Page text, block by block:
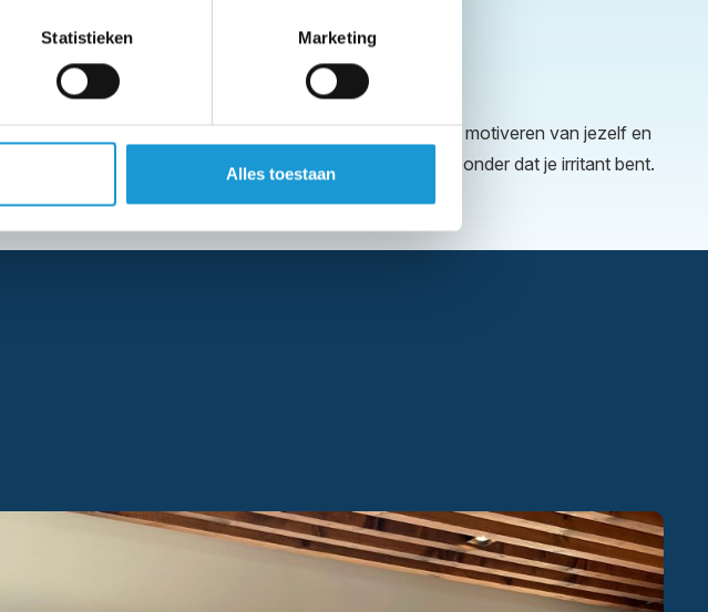
Statistieken Marketing
Alles toestaan
Van koud… naar warm! (of op zijn minst lauw)
De laatste twee bezwaren behandelen we gezamenlijk. Het motiveren van jezelf en
je verkopers om potentiële klanten proactief te benaderen zonder dat je irritant bent.